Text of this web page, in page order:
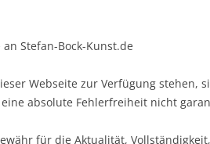
Stefan-Bock-Kunst.de
Webseite zur Verfügung
absolute Fehlerfreiheit nicht
für die Aktualität,